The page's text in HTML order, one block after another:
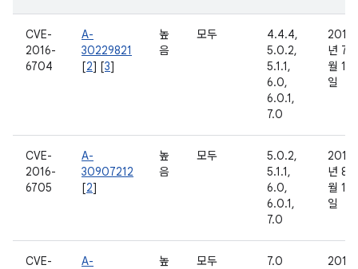
CVE-
2016-
6704
A-
30229821
[2] [3]
높
음
모두
4.4.4,
5.0.2,
5.1.1,
6.0,
6.0.1,
7.0
2016
년 7
월 19
일
CVE-
2016-
6705
A-
30907212
[2]
높
음
모두
5.0.2,
5.1.1,
6.0,
6.0.1,
7.0
2016
년 8
월 16
일
CVE-
A-
높
모두 7.0
2016